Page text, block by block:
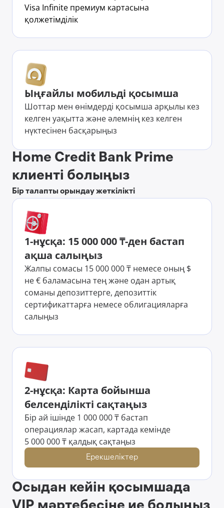
Visa Infinite премиум картасына
қолжетімділік
Ыңғайлы мобильді қосымша
Шоттар мен өнімдерді қосымша арқылы кез
келген уақытта және әлемнің кез келген
нүктесінен басқарыңыз
Home Credit Bank Prime
клиенті болыңыз
Бір талапты орындау жеткілікті
1-нұсқа: 15 000 000 ₸-ден бастап
ақша салыңыз
Жалпы сомасы 15 000 000 ₸ немесе оның $
не € баламасына тең және одан артық
соманы депозиттерге, депозиттік
сертификаттарға немесе облигацияларға
салыңыз
2-нұсқа: Карта бойынша
белсенділікті сақтаңыз
Бір ай ішінде 1 000 000 ₸ бастап
операциялар жасап, картада кемінде
5 000 000 ₸ қалдық сақтаңыз
Ерекшеліктер
Осыдан кейін қосымшада